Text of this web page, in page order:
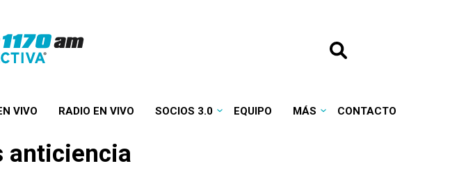
VIVO RADIO EN VIVO SOCIOS 3.0 EQUIPO MÁS CONTACTO
anticiencia